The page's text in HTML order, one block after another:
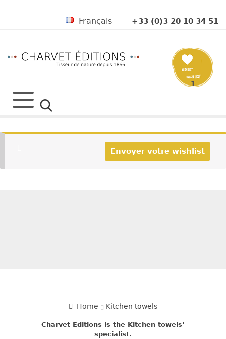
+33 (0)3 20 10 34 51
Français
1
Envoyer votre wishlist
Home Kitchen towels
Charvet Editions is the Kitchen towels’
specialist.